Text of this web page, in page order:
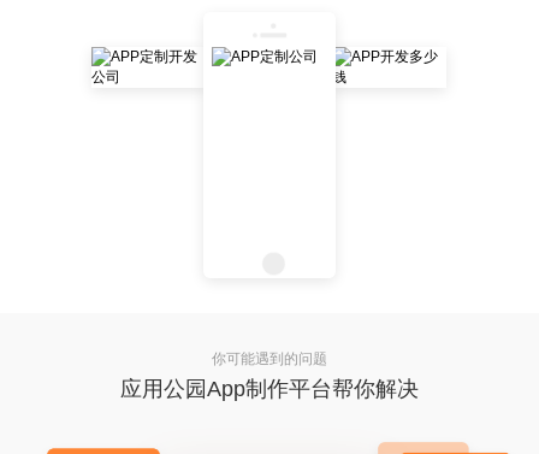
你可能遇到的问题
应用公园App制作平台帮你解决